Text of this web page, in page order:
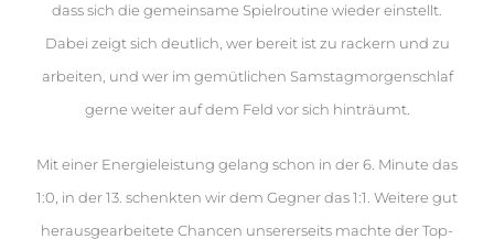
dass sich die gemeinsame Spielroutine wieder einstellt.
Dabei zeigt sich deutlich, wer bereit ist zu rackern und zu
arbeiten, und wer im gemütlichen Samstagmorgen­schlaf
gerne weiter auf dem Feld vor sich hinträumt.
Mit einer Energieleistung gelang schon in der 6. Minute das
1:0, in der 13. schenkten wir dem Gegner das 1:1. Weitere gut
herausgearbeitete Chancen unsererseits machte der Top-